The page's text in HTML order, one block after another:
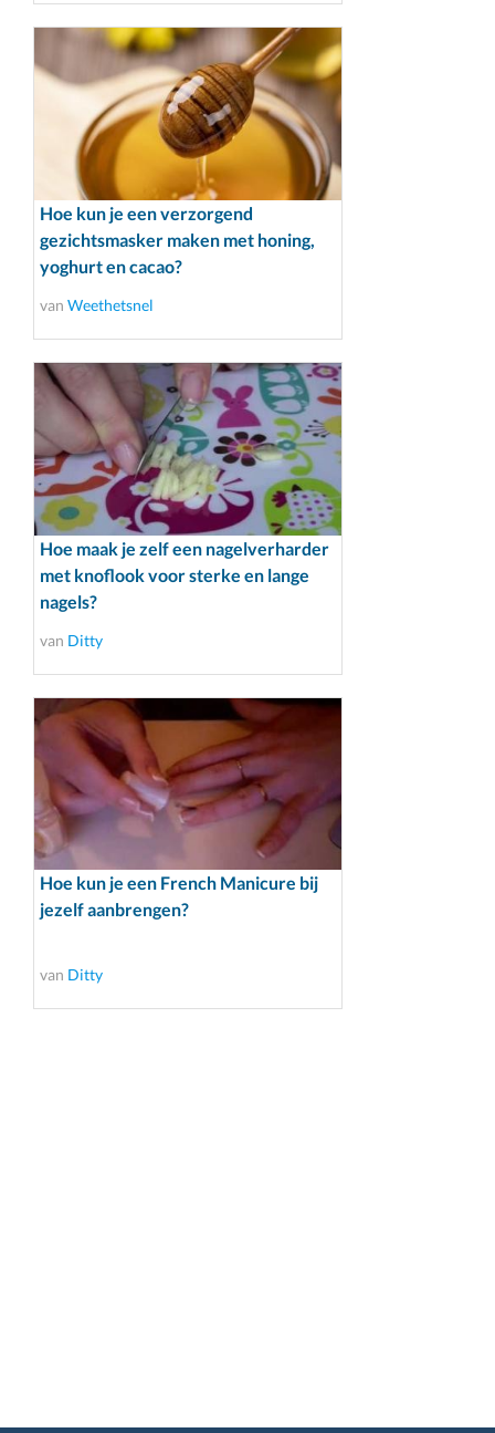
Hoe kun je een verzorgend
gezichtsmasker maken met honing,
yoghurt en cacao?
van Weethetsnel
Hoe maak je zelf een nagelverharder
met knoflook voor sterke en lange
nagels?
van Ditty
Hoe kun je een French Manicure bij
jezelf aanbrengen?
van Ditty